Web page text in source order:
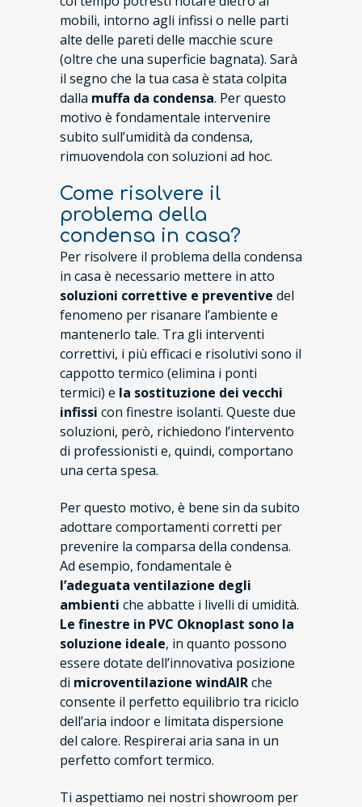
mobili, intorno agli infissi o nelle parti
alte delle pareti delle macchie scure
(oltre che una superficie bagnata). Sarà
il segno che la tua casa è stata colpita
dalla muffa da condensa. Per questo
motivo è fondamentale intervenire
subito sull’umidità da condensa,
rimuovendola con soluzioni ad hoc.
Come risolvere il
problema della
condensa in casa?
Per risolvere il problema della condensa
in casa è necessario mettere in atto
soluzioni correttive e preventive del
fenomeno per risanare l’ambiente e
mantenerlo tale. Tra gli interventi
correttivi, i più efficaci e risolutivi sono il
cappotto termico (elimina i ponti
termici) e la sostituzione dei vecchi
infissi con finestre isolanti. Queste due
soluzioni, però, richiedono l’intervento
di professionisti e, quindi, comportano
una certa spesa.
Per questo motivo, è bene sin da subito
adottare comportamenti corretti per
prevenire la comparsa della condensa.
Ad esempio, fondamentale è
l’adeguata ventilazione degli
ambienti che abbatte i livelli di umidità.
Le finestre in PVC Oknoplast sono la
soluzione ideale, in quanto possono
essere dotate dell’innovativa posizione
di microventilazione windAIRche
consente il perfetto equilibrio tra riciclo
dell’aria indoor e limitata dispersione
del calore. Respirerai aria sana in un
perfetto comfort termico.
Ti aspettiamo nei nostri showroom per